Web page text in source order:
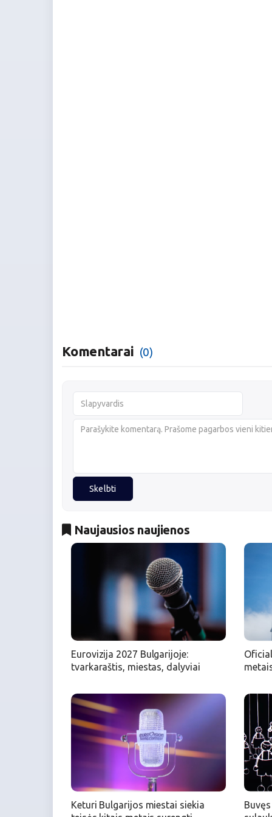
Komentarai (0)
Skelbti
Naujausios naujienos
Eurovizija 2027 Bulgarijoje:
tvarkaraštis, miestas, dalyviai
Keturi Bulgarijos miestai siekia